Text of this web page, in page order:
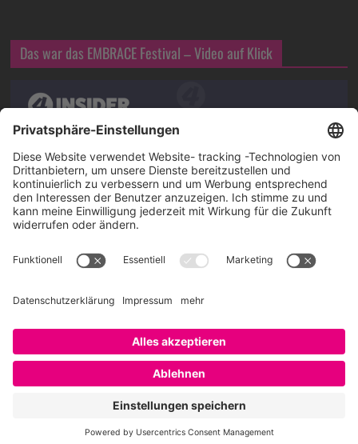
Das war das EMBRACE Festival – Video auf Klick
Über SAATKORN
SAATKORN ist der Blog von Gero Hesse. Seit 2009 schreibt
er über die Themen Employer Branding,